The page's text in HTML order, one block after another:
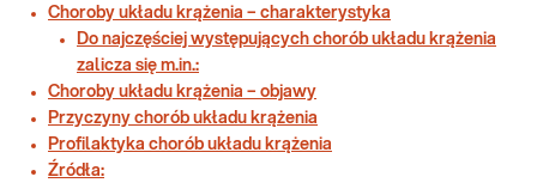
Choroby układu krążenia – charakterystyka
Do najczęściej występujących chorób układu krążenia
zalicza się m.in.:
Choroby układu krążenia – objawy
Przyczyny chorób układu krążenia
Profilaktyka chorób układu krążenia
Źródła: